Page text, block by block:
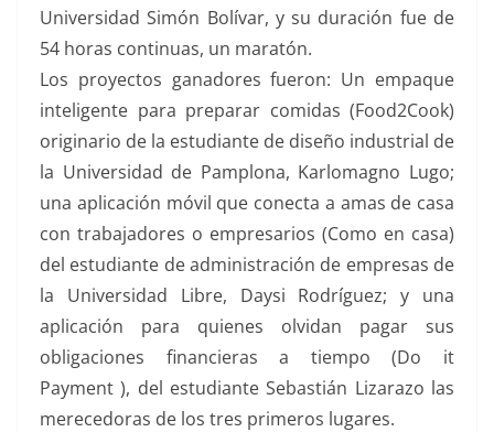
Universidad Simón Bolívar, y su duración fue de
54 horas continuas, un maratón.
Los proyectos ganadores fueron: Un empaque
inteligente para preparar comidas (Food2Cook)
originario de la estudiante de diseño industrial de
la Universidad de Pamplona, Karlomagno Lugo;
una aplicación móvil que conecta a amas de casa
con trabajadores o empresarios (Como en casa)
del estudiante de administración de empresas de
la Universidad Libre, Daysi Rodríguez; y una
aplicación para quienes olvidan pagar sus
obligaciones financieras a tiempo (Do it
Payment ), del estudiante Sebastián Lizarazo las
merecedoras de los tres primeros lugares.